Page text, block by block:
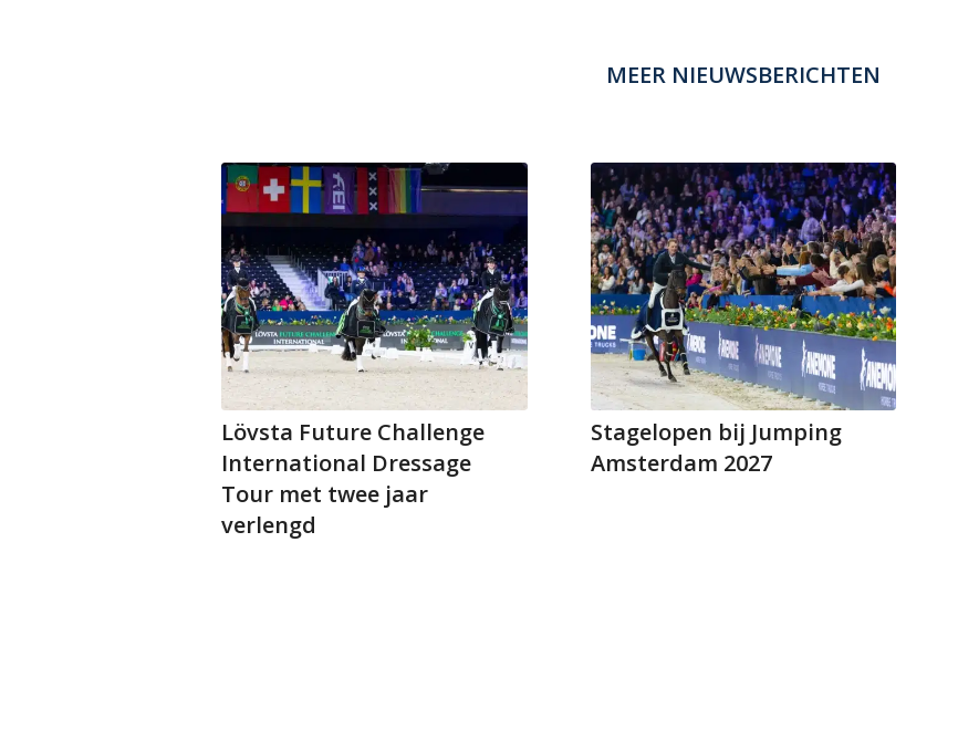
MEER NIEUWSBERICHTEN
Lövsta Future Challenge
International Dressage
Tour met twee jaar
verlengd
Stagelopen bij Jumping
Amsterdam 2027